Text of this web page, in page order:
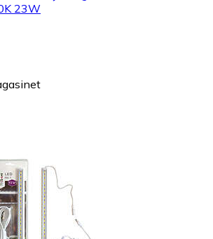
23W